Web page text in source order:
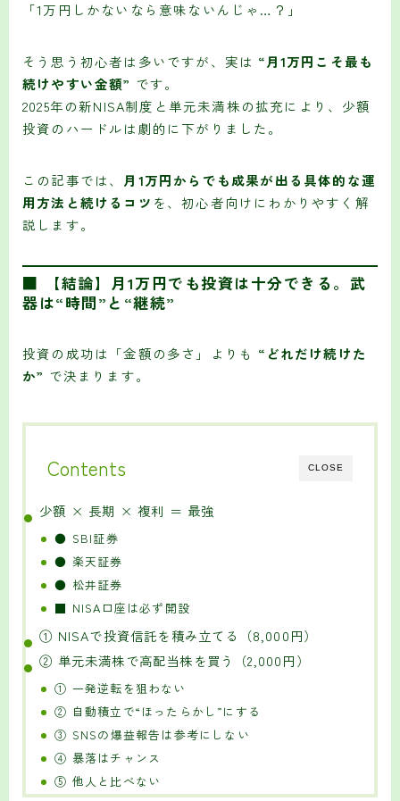
「1万円しかないなら意味ないんじゃ…？」
そう思う初心者は多いですが、実は “月1万円こそ最も
続けやすい金額” です。
2025年の新NISA制度と単元未満株の拡充により、少額
投資のハードルは劇的に下がりました。
この記事では、 月1万円からでも成果が出る具体的な運
用方法と続けるコツ を、初心者向けにわかりやすく解
説します。
■ 【結論】月1万円でも投資は十分できる。武
器は“時間”と“継続”
投資の成功は「金額の多さ」よりも “どれだけ続けた
か” で決まります。
CLOSE
Contents
少額 × 長期 × 複利 ＝ 最強
● SBI証券
● 楽天証券
● 松井証券
■ NISA口座は必ず開設
① NISAで投資信託を積み立てる（8,000円）
② 単元未満株で高配当株を買う（2,000円）
① 一発逆転を狙わない
② 自動積立で“ほったらかし”にする
③ SNSの爆益報告は参考にしない
④ 暴落はチャンス
⑤ 他人と比べない